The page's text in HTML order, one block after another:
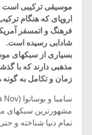
موسیقی ترکیبی است
اروپای که هنگام
فرهنگ و اتمسفر
شادابی رسیده است.
بسیاری از سبکهای
مذهبی دارند که با
زمان و تکامل به
مشهورترین سبکهای
تمام دنیا شناخته و